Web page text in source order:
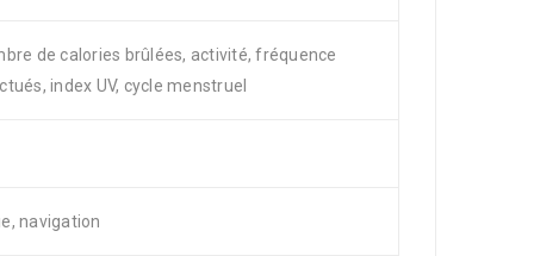
de calories brûlées, activité, fréquence
index UV, cycle menstruel
navigation